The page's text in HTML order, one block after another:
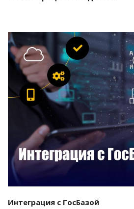
Смотреть проект
Интеграция с ГосБазой